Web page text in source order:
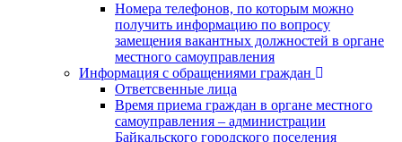
Номера телефонов, по которым можно
получить информацию по вопросу
замещения вакантных должностей в органе
местного самоуправления
Информация с обращениями граждан
Ответсвенные лица
Время приема граждан в органе местного
самоуправления – администрации
Байкальского городского поселения